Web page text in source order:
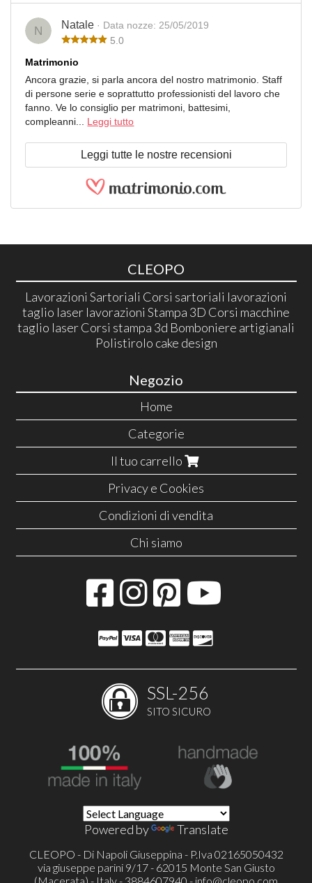
N Natale · Data nozze: 25/05/2019
5.0
Matrimonio
Ancora grazie, si parla ancora del nostro matrimonio. Staff
di persone serie e soprattutto professionisti del lavoro che
fanno. Ve lo consiglio per matrimoni, battesimi,
compleanni... Leggi tutto
Leggi tutte le nostre recensioni
CLEOPO
Lavorazioni Sartoriali Corsi sartoriali lavorazioni
taglio laser lavorazioni Stampa 3D Corsi macchine
taglio laser Corsi stampa 3d Bomboniere artigianali
Polistirolo cake design
Negozio
Home
Categorie
Il tuo carrello
Privacy e Cookies
Condizioni di vendita
Chi siamo
SSL-256
SITO SICURO
Powered by Translate
CLEOPO - Di Napoli Giuseppina - P.Iva 02165050432
via giuseppe parini 9/17 - 62015 Monte San Giusto